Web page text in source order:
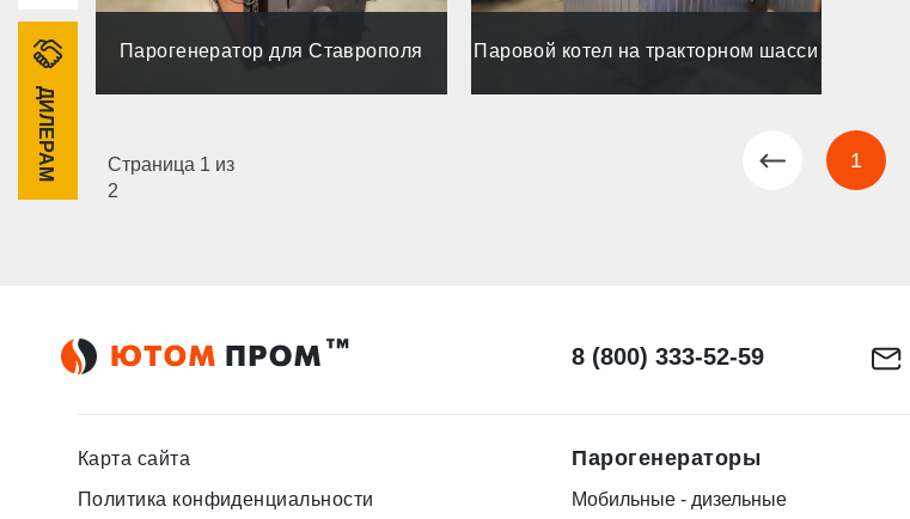
ДИЛЕРАМ
Парогенератор для Ставрополя Паровой котел на тракторном шасси
Страница 1 из
2
1
8 (800) 333-52-59
Карта сайта
Политика конфиденциальности
Парогенераторы
Мобильные - дизельные